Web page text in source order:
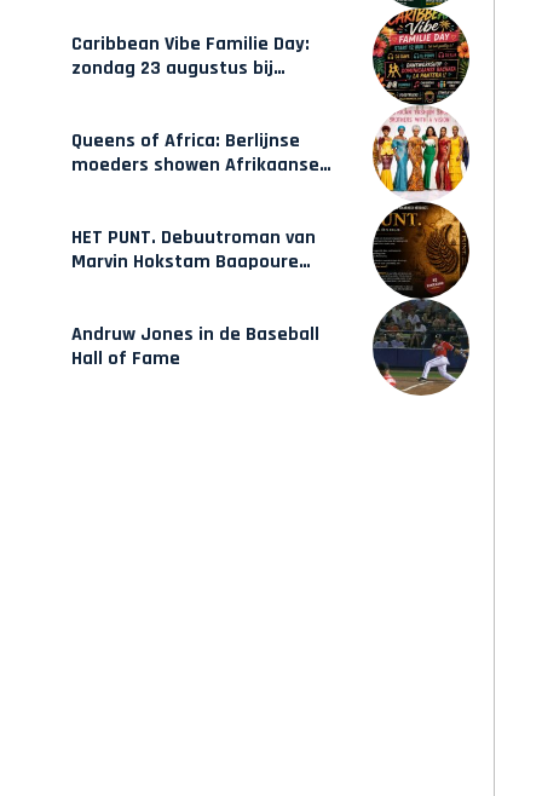
Caribbean Vibe Familie Day:
zondag 23 augustus bij
Queens of Africa: Berlijnse
moeders showen Afrikaanse
HET PUNT. Debuutroman van
Marvin Hokstam Baapoure
Andruw Jones in de Baseball
Hall of Fame